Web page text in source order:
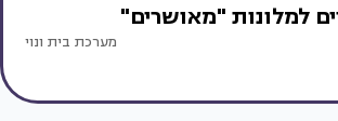
למלונות "מאושרים"
מערכת בית ונוי